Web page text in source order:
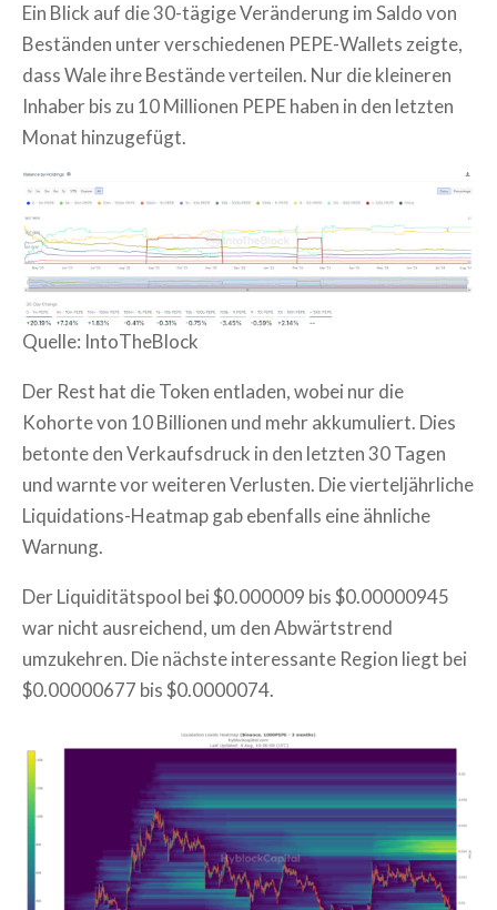
Ein Blick auf die 30-tägige Veränderung im Saldo von
Beständen unter verschiedenen PEPE-Wallets zeigte,
dass Wale ihre Bestände verteilen. Nur die kleineren
Inhaber bis zu 10 Millionen PEPE haben in den letzten
Monat hinzugefügt.
Quelle: IntoTheBlock
Der Rest hat die Token entladen, wobei nur die
Kohorte von 10 Billionen und mehr akkumuliert. Dies
betonte den Verkaufsdruck in den letzten 30 Tagen
und warnte vor weiteren Verlusten. Die vierteljährliche
Liquidations-Heatmap gab ebenfalls eine ähnliche
Warnung.
Der Liquiditätspool bei $0.000009 bis $0.00000945
war nicht ausreichend, um den Abwärtstrend
umzukehren. Die nächste interessante Region liegt bei
$0.00000677 bis $0.0000074.